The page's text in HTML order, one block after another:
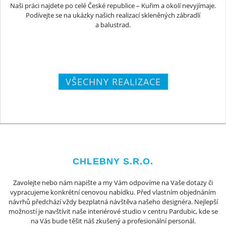
Naši práci najdete po celé České republice – Kuřim a okolí nevyjímaje.
Podívejte se na ukázky našich realizací skleněných zábradlí
a balustrad.
VŠECHNY REALIZACE
CHLEBNY S.R.O.
Zavolejte nebo nám napište a my Vám odpovíme na Vaše dotazy či
vypracujeme konkrétní cenovou nabídku. Před vlastním objednáním
návrhů předchází vždy bezplatná návštěva našeho designéra. Nejlepší
možností je navštívit naše interiérové studio v centru Pardubic, kde se
na Vás bude těšit náš zkušený a profesionální personál.